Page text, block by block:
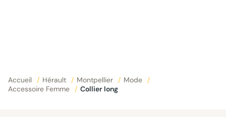
Accueil / Hérault / Montpellier / Mode
/
Accessoire Femme
/ Collier long